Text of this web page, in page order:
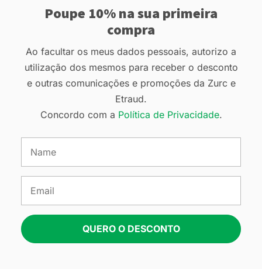
Poupe 10% na sua primeira
compra
Ao facultar os meus dados pessoais, autorizo a
utilização dos mesmos para receber o desconto
e outras comunicações e promoções da Zurc e
Etraud.
Concordo com a Política de Privacidade.
QUERO O DESCONTO